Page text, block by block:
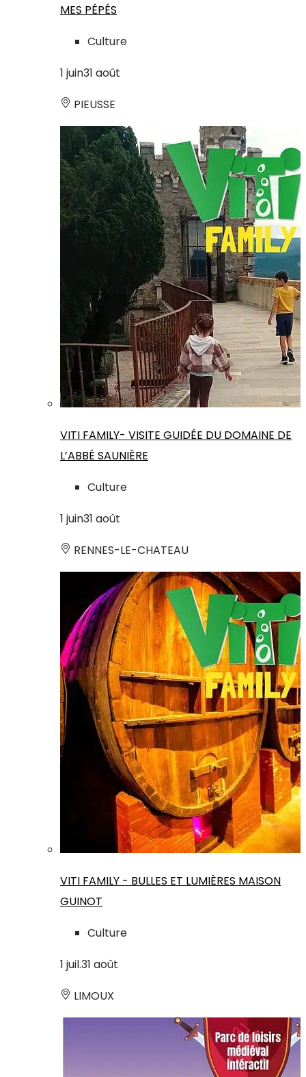
MES PÉPÉS
Culture
1 juin31 août
PIEUSSE
VITI FAMILY- VISITE GUIDÉE DU DOMAINE DE
L’ABBÉ SAUNIÈRE
Culture
1 juin31 août
RENNES-LE-CHATEAU
VITI FAMILY - BULLES ET LUMIÈRES MAISON
GUINOT
Culture
1 juil.31 août
LIMOUX